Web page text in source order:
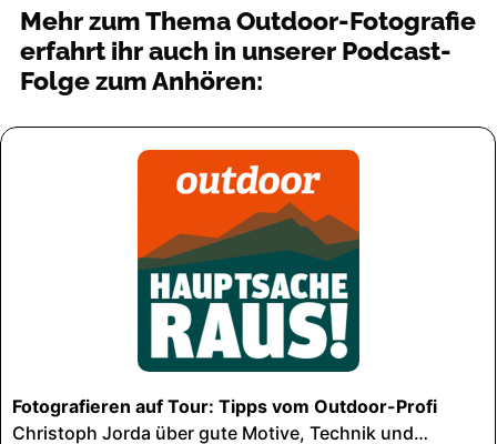
Mehr zum Thema Outdoor-Fotografie
erfahrt ihr auch in unserer Podcast-
Folge zum Anhören: